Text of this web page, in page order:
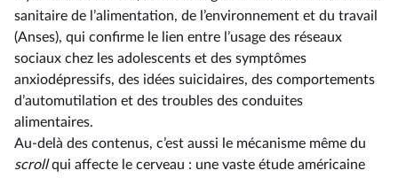
sanitaire de l’alimentation, de l’environnement et du travail
(Anses), qui confirme le lien entre l’usage des réseaux
sociaux chez les adolescents et des symptômes
anxiodépressifs, des idées suicidaires, des comportements
d’automutilation et des troubles des conduites
alimentaires.
Au-delà des contenus, c’est aussi le mécanisme même du
scrollqui affecte le cerveau : une vaste étude américaine